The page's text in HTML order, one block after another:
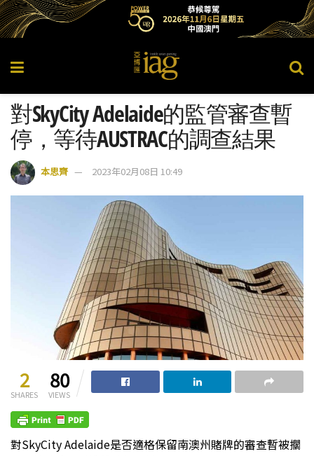
對SkyCity Adelaide的監管審查暫
停，等待AUSTRAC的調查結果
本思齊 2023年02月08日 10:49
2
SHARES
80
VIEWS
對SkyCity Adelaide是否適格保留南澳州賭牌的審查暫被擱